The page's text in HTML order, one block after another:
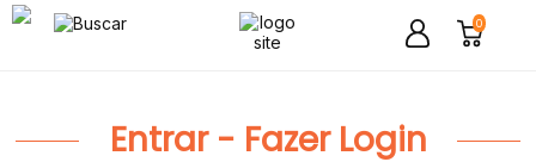
0
Entrar - Fazer Login